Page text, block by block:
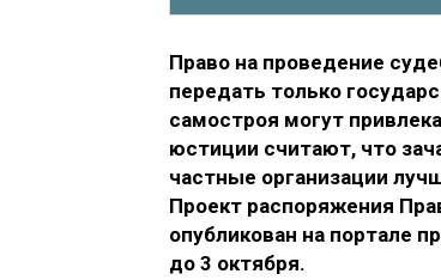
Право на проведение
передать только
самостроя могут
юстиции считают, что
частные организации
Проект распоряжения
опубликован на портале
до 3 октября.